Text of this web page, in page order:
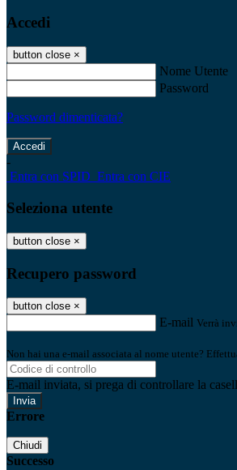
Accedi
button close ×
Nome Utente
Password
Password dimenticata?
-
Entra con SPID Entra con CIE
Seleziona utente
button close ×
Recupero password
button close ×
E-mail Verrà
Non hai una e-mail associata al nome utente?
E-mail inviata, si prega di controllare la
Errore
Chiudi
Successo